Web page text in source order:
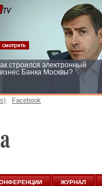
строился электронный
Банка Москвы?
Facebook
ЖУРНАЛ